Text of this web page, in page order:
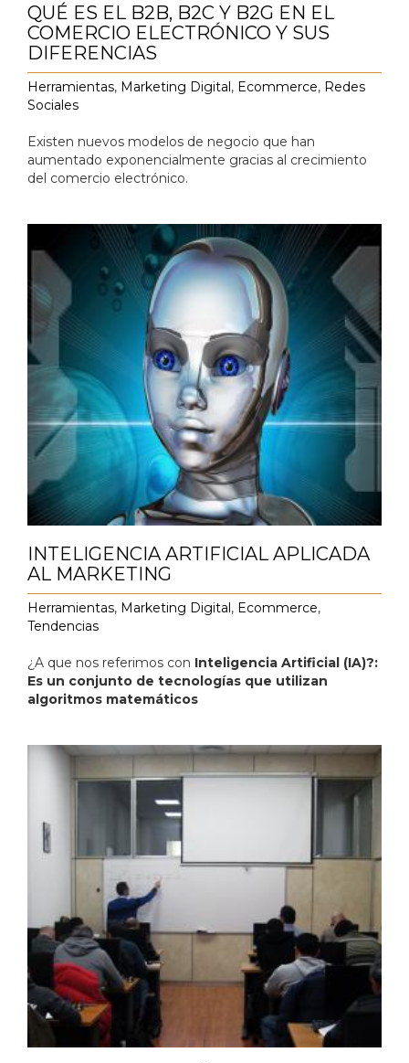
QUÉ ES EL B2B, B2C Y B2G EN EL
COMERCIO ELECTRÓNICO Y SUS
DIFERENCIAS
Herramientas, Marketing Digital, Ecommerce, Redes
Sociales
Existen nuevos modelos de negocio que han
aumentado exponencialmente gracias al crecimiento
del comercio electrónico.
INTELIGENCIA ARTIFICIAL APLICADA
AL MARKETING
Herramientas, Marketing Digital, Ecommerce,
Tendencias
¿A que nos referimos con Inteligencia Artificial (IA)?:
Es un conjunto de tecnologías que utilizan
algoritmos matemáticos